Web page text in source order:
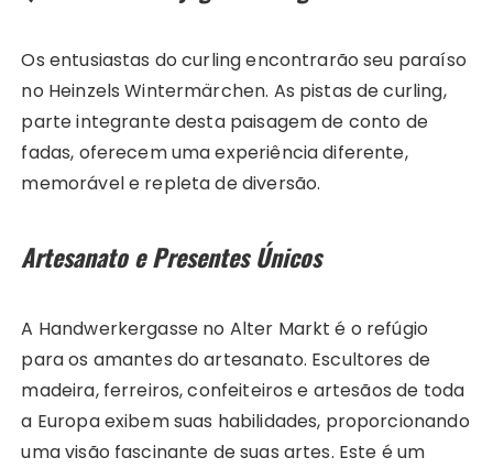
Os entusiastas do curling encontrarão seu paraíso
no Heinzels Wintermärchen. As pistas de curling,
parte integrante desta paisagem de conto de
fadas, oferecem uma experiência diferente,
memorável e repleta de diversão.
Artesanato e Presentes Únicos
A Handwerkergasse no Alter Markt é o refúgio
para os amantes do artesanato. Escultores de
madeira, ferreiros, confeiteiros e artesãos de toda
a Europa exibem suas habilidades, proporcionando
uma visão fascinante de suas artes. Este é um